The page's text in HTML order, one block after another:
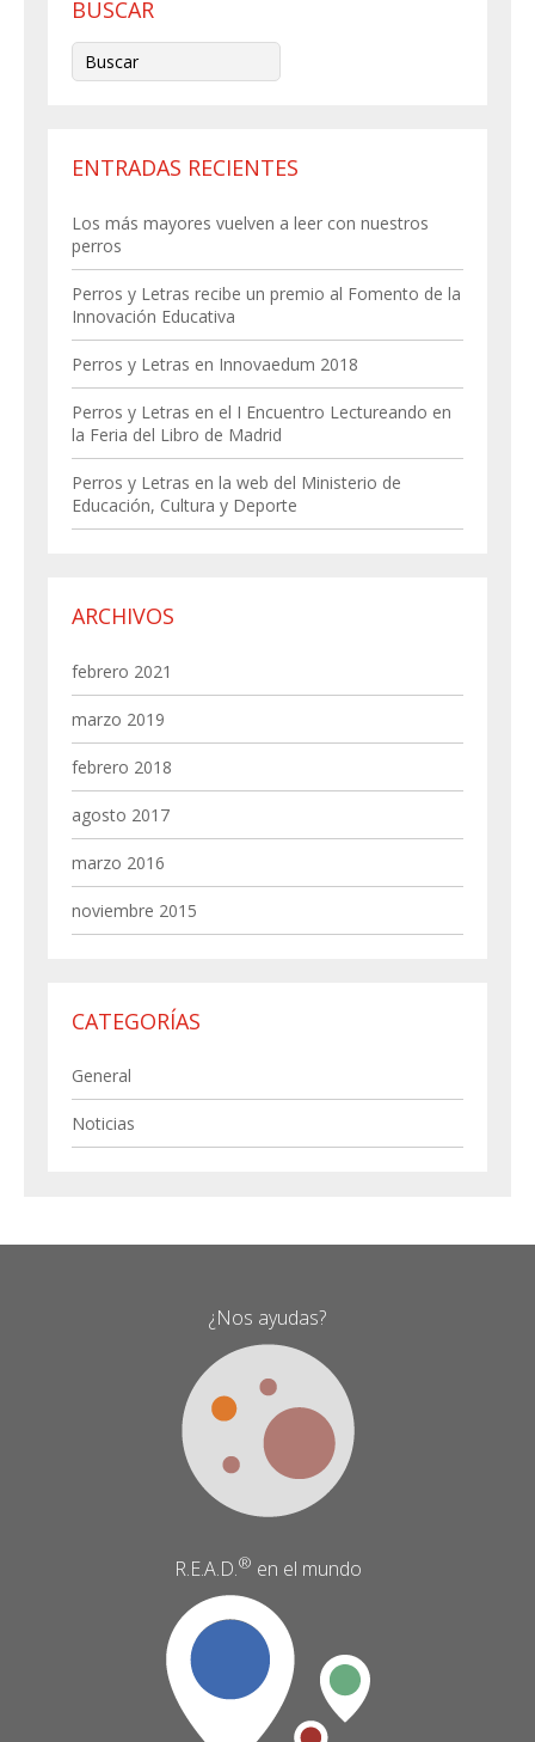
BUSCAR
ENTRADAS RECIENTES
Los más mayores vuelven a leer con nuestros
perros
Perros y Letras recibe un premio al Fomento de la
Innovación Educativa
Perros y Letras en Innovaedum 2018
Perros y Letras en el I Encuentro Lectureando en
la Feria del Libro de Madrid
Perros y Letras en la web del Ministerio de
Educación, Cultura y Deporte
ARCHIVOS
febrero 2021
marzo 2019
febrero 2018
agosto 2017
marzo 2016
noviembre 2015
CATEGORÍAS
General
Noticias
¿Nos ayudas?
R.E.A.D.® en el mundo